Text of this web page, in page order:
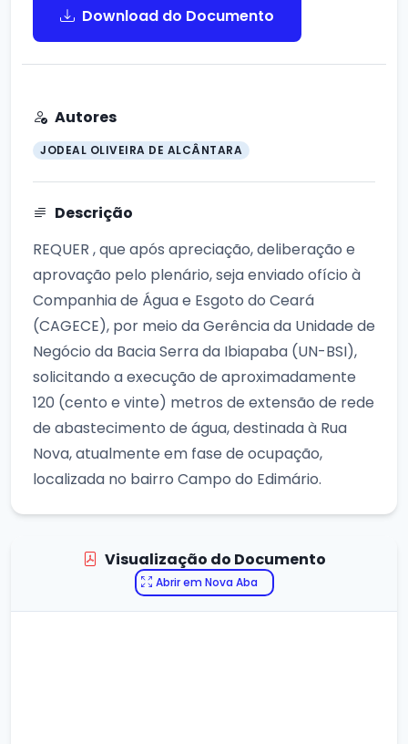
Download do Documento
Autores
JODEAL OLIVEIRA DE ALCÂNTARA
Descrição
REQUER , que após apreciação, deliberação e
aprovação pelo plenário, seja enviado ofício à
Companhia de Água e Esgoto do Ceará
(CAGECE), por meio da Gerência da Unidade de
Negócio da Bacia Serra da Ibiapaba (UN-BSI),
solicitando a execução de aproximadamente
120 (cento e vinte) metros de extensão de rede
de abastecimento de água, destinada à Rua
Nova, atualmente em fase de ocupação,
localizada no bairro Campo do Edimário.
Visualização do Documento
Abrir em Nova Aba